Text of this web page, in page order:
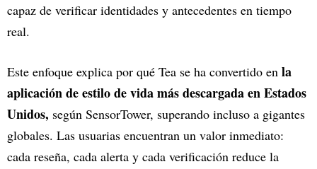
capaz de verificar identidades y antecedentes en tiempo
real.
Este enfoque explica por qué Tea se ha convertido en la
aplicación de estilo de vida más descargada en Estados
Unidos, según SensorTower, superando incluso a gigantes
globales. Las usuarias encuentran un valor inmediato:
cada reseña, cada alerta y cada verificación reduce la